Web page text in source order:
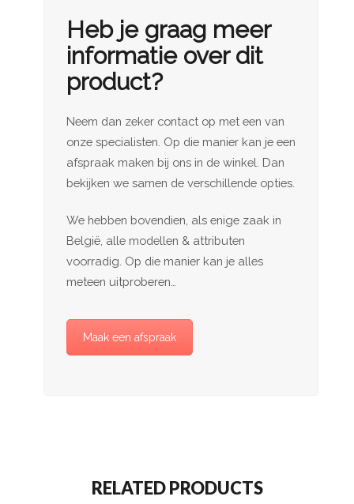
Heb je graag meer
informatie over dit
product?
Neem dan zeker contact op met een van
onze specialisten. Op die manier kan je een
afspraak maken bij ons in de winkel. Dan
bekijken we samen de verschillende opties.
We hebben bovendien, als enige zaak in
België, alle modellen & attributen
voorradig. Op die manier kan je alles
meteen uitproberen…
Maak een afspraak
RELATED PRODUCTS